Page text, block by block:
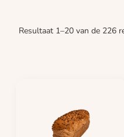
Resultaat 1–20 van de 226